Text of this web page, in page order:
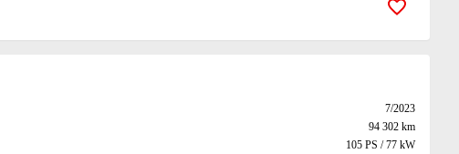
Zur
7/2023
94 302 km
105 PS / 77 kW